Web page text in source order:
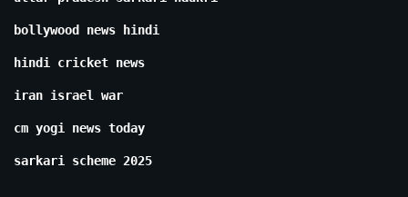
bollywood news hindi
hindi cricket news
iran israel war
cm yogi news today
sarkari scheme 2025